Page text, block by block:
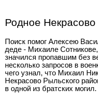
Родное Некрасово
Поиск помог Алексею
деде - Михаиле
значился пропавшим без
несколько запросов в
чего узнал, что Михаил
Некрасово Рыльского
в одной из братских могил.